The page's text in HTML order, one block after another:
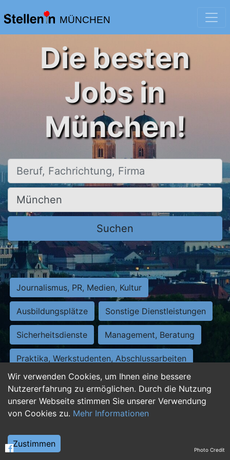
MÜNCHEN
Wir verwenden Cookies, um Ihnen eine bessere
Nutzererfahrung zu ermöglichen. Durch die Nutzung
unserer Webseite stimmen Sie unserer Verwendung
von Cookies zu. Mehr Informationen
Zustimmen
Die besten
Jobs in
München!
Beruf, Fachrichtung, Firma
Ort, Stadt
Suchen
Journalismus, PR, Medien, Kultur
Ausbildungsplätze Sonstige Dienstleistungen
Sicherheitsdienste Management, Beratung
Praktika, Werkstudenten, Abschlussarbeiten
Personalwesen Assistenz, Sekretariat
Hilfskräfte, Aushilfs- und Nebenjobs
Weiterbildung, Studium, duale Ausbildung Photo Credit